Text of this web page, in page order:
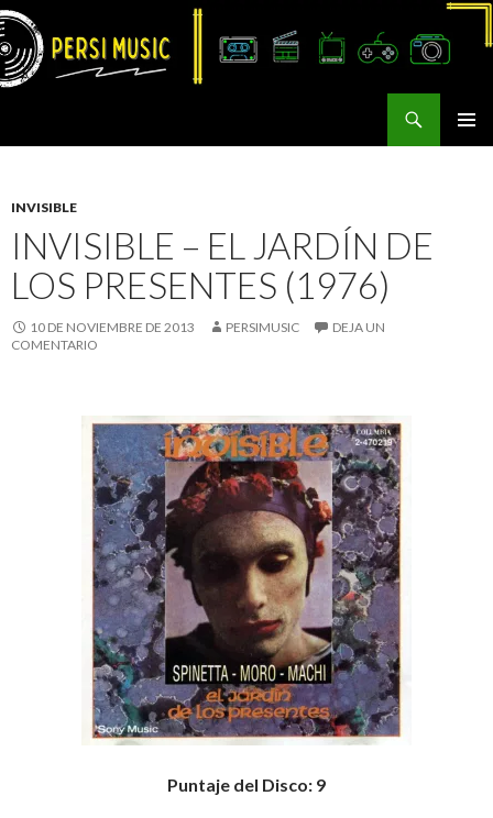
INVISIBLE
INVISIBLE – EL JARDÍN DE
LOS PRESENTES (1976)
10 DE NOVIEMBRE DE 2013 PERSIMUSIC
DEJA UN
COMENTARIO
Puntaje del Disco: 9